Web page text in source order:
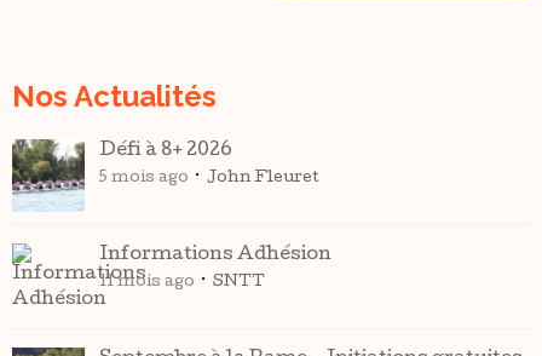
Nos Actualités
Défi à 8+ 2026
5 mois ago John Fleuret
Informations Adhésion
11 mois ago SNTT